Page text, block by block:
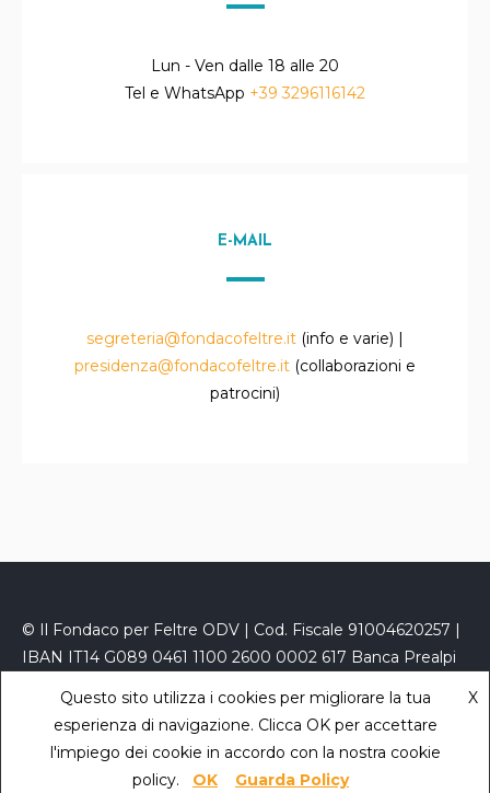
Lun - Ven dalle 18 alle 20
Tel e WhatsApp +39 3296116142
E-MAIL
segreteria@fondacofeltre.it (info e varie) |
presidenza@fondacofeltre.it (collaborazioni e
patrocini)
© Il Fondaco per Feltre ODV | Cod. Fiscale 91004620257 |
IBAN IT14 G089 0461 1100 2600 0002 617 Banca Prealpi
fondacofeltre@kelipec.it Privacy Policy
Sara Zaccaron
Questo sito utilizza i cookies per migliorare la tua
esperienza di navigazione. Clicca OK per accettare
l'impiego dei cookie in accordo con la nostra cookie
policy.
X
OK Guarda Policy